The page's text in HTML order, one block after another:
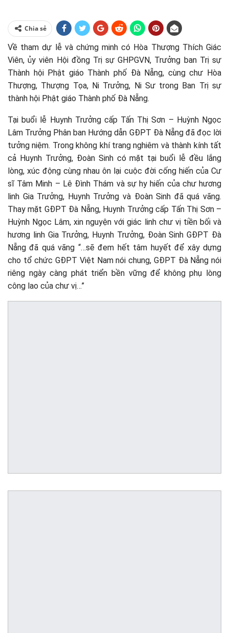
Chia sẻ
Về tham dự lễ và chứng minh có Hòa Thượng Thích Giác
Viên, ủy viên Hội đồng Trị sự GHPGVN, Trưởng ban Trị sự
Thành hội Phật giáo Thành phố Đà Nẵng, cùng chư Hòa
Thượng, Thượng Tọa, Ni Trưởng, Ni Sư trong Ban Trị sự
thành hội Phật giáo Thành phố Đà Nẵng.
Tại buổi lễ Huynh Trưởng cấp Tấn Thị Sơn – Huỳnh Ngọc
Lâm Trưởng Phân ban Hướng dẫn GĐPT Đà Nẵng đã đọc lời
tưởng niệm. Trong không khí trang nghiêm và thành kính tất
cả Huynh Trưởng, Đoàn Sinh có mặt tại buổi lễ đều lắng
lòng, xúc động cùng nhau ôn lại cuộc đời cống hiến của Cư
sĩ Tâm Minh – Lê Đình Thám và sự hy hiến của chư hương
linh Gia Trưởng, Huynh Trưởng và Đoàn Sinh đã quá vãng.
Thay mặt GĐPT Đà Nẵng, Huynh Trưởng cấp Tấn Thị Sơn –
Huỳnh Ngọc Lâm, xin nguyện với giác linh chư vị tiền bối và
hương linh Gia Trưởng, Huynh Trưởng, Đoàn Sinh GĐPT Đà
Nẵng đã quá vãng “…sẽ đem hết tâm huyết để xây dựng
cho tổ chức GĐPT Việt Nam nói chung, GĐPT Đà Nẵng nói
riêng ngày càng phát triển bền vững để không phụ lòng
công lao của chư vị…”